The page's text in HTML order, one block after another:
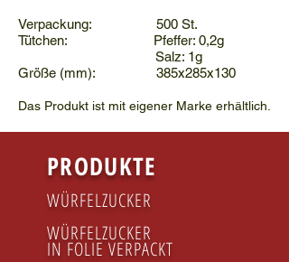
Verpackung: 500 St.
Tütchen: Pfeffer: 0,2g
Salz: 1g
Größe (mm): 385x285x130
Das Produkt ist mit eigener Marke erhältlich.
PRODUKTE
WÜRFELZUCKER
WÜRFELZUCKER
IN FOLIE VERPACKT